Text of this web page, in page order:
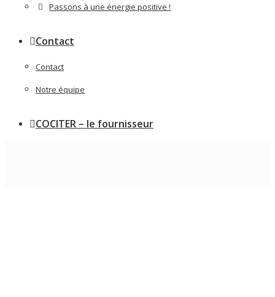
Passons à une énergie positive !
Contact
Contact
Notre équipe
COCITER – le fournisseur